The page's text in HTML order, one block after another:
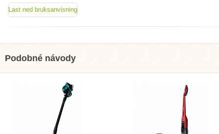
Last ned bruksanvisning
Podobné návody